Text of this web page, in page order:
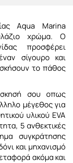
Aqua Marina
χρώμα. Ο
προσφέρει
σίγουρο και
το πάθος
σου οπως
μέγεθος για
υλικού EVA
5 ανθεκτικές
συγκράτησης
και μηχανισμό
ακόμα και